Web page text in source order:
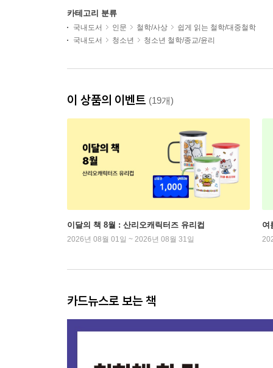
카테고리 분류
국내도서 인문 철학/사상
쉽게 읽는 철학/대중철학
국내도서
청소년 청소년 철학/종교/윤리
이 상품의 이벤트 (19개)
이달의 책 8월 : 산리오캐릭터즈 유리컵
2026년 08월 01일 ~ 2026년 08월 31일
여
카드뉴스로 보는 책